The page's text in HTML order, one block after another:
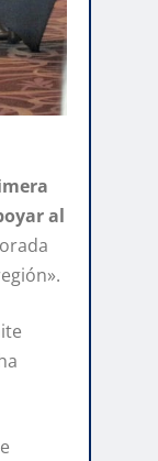
al